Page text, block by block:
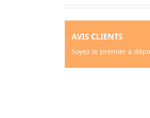
AVIS CLIENTS
Soyez le premier à